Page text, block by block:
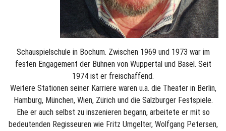
Schauspielschule in Bochum. Zwischen 1969 und 1973 war im
festen Engagement der Bühnen von Wuppertal und Basel. Seit
1974 ist er freischaffend.
Weitere Stationen seiner Karriere waren u.a. die Theater in Berlin,
Hamburg, München, Wien, Zürich und die Salzburger Festspiele.
Ehe er auch selbst zu inszenieren begann, arbeitete er mit so
bedeutenden Regisseuren wie Fritz Umgelter, Wolfgang Petersen,